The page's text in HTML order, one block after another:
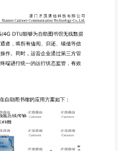
联网与数据传输通
信 息传输到企业后
操作。同时，运营企
现对分散在不同地点的
状态监管，有效 降低
朴图 才茂公司根据所
助图书馆的应用方案
用拓扑图（才茂